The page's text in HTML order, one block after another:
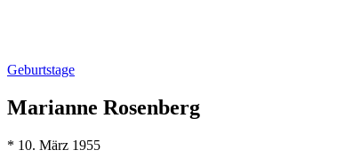
Geburtstage
Marianne Rosenberg
* 10. März 1955